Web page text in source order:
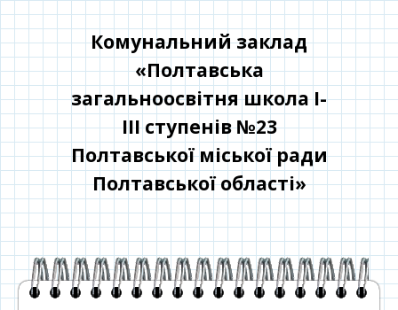
до
контенту
Комунальний заклад
«Полтавська
загальноосвітня школа І-
ІІІ ступенів №23
Полтавської міської ради
Полтавської області»
Головний
сайдбар